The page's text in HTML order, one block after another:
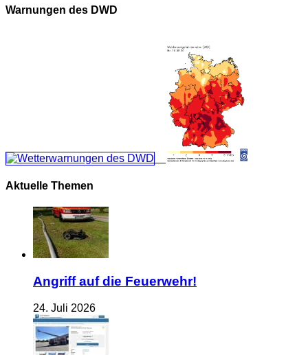
Warnungen des DWD
Aktuelle Themen
Angriff auf die Feuerwehr!
24. Juli 2026